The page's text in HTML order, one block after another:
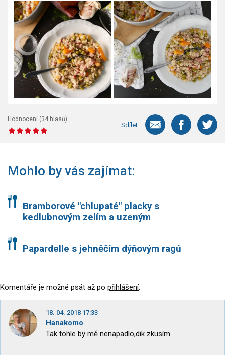
Hodnocení (34 hlasů):
Sdílet:
Mohlo by vás zajímat:
Bramborové "chlupaté" placky s
kedlubnovým zelím a uzeným
Papardelle s jehněčím dýňovým ragú
Komentáře je možné psát až po přihlášení.
18. 04. 2018 17:33
Hanakomo
Tak tohle by mě nenapadlo,dik zkusím